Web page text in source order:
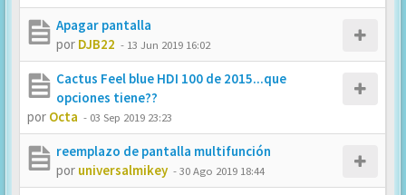
Apagar pantalla
por DJB22 - 13 Jun 2019 16:02
Cactus Feel blue HDI 100 de 2015...que
opciones tiene??
por Octa - 03 Sep 2019 23:23
reemplazo de pantalla multifunción
por universalmikey -30 Ago 2019 18:44